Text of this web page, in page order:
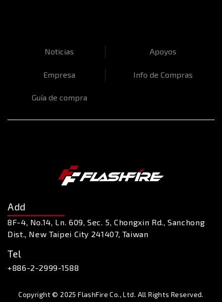
Noticias Apoyos
Empresa Info de Compras
Guía de compra
Add
8F-4, No.14, Ln. 609, Sec. 5, Chongxin Rd., Sanchong
Dist., New Taipei City 241407, Taiwan
Tel
+886-2-2999-1588
Copyright © 2025 FlashFire Co., Ltd. All Rights Reserved.